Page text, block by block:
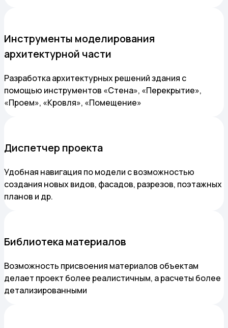
Инструменты моделирования
архитектурной части
Разработка архитектурных решений здания с
помощью инструментов «Стена», «Перекрытие»,
«Проем», «Кровля», «Помещение»
Диспетчер проекта
Удобная навигация по модели с возможностью
создания новых видов, фасадов, разрезов, поэтажных
планов и др.
Библиотека материалов
Возможность присвоения материалов объектам
делает проект более реалистичным, а расчеты более
детализированными